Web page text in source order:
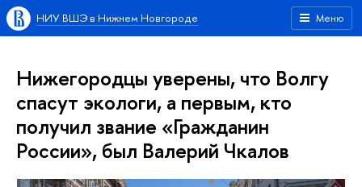
Меню
НИУ ВШЭ в Нижнем Новгороде
Нижегородцы уверены, что Волгу
спасут экологи, а первым, кто
получил звание «Гражданин
России», был Валерий Чкалов